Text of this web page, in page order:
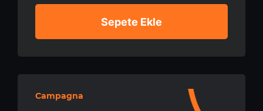
Sepete Ekle
Campagna